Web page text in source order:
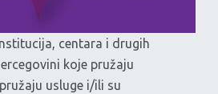
centara i drugih
koje pružaju
usluge i/ili su